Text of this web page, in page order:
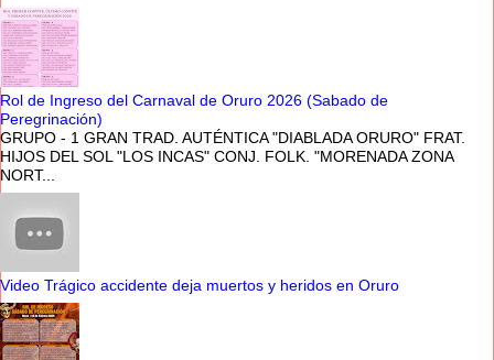
Rol de Ingreso del Carnaval de Oruro 2026 (Sabado de
Peregrinación)
GRUPO - 1 GRAN TRAD. AUTÉNTICA "DIABLADA ORURO" FRAT.
HIJOS DEL SOL "LOS INCAS" CONJ. FOLK. "MORENADA ZONA
NORT...
Video Trágico accidente deja muertos y heridos en Oruro